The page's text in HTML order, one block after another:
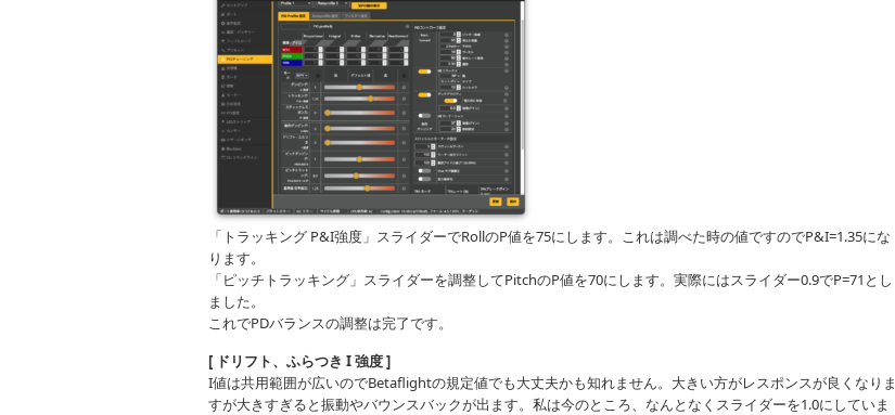
「トラッキング P&I強度」スライダーでRollのP値を75にします。これは調べた時の値ですのでP&I=1.35にな
ります。
「ピッチトラッキング」スライダーを調整してPitchのP値を70にします。実際にはスライダー0.9でP=71とし
ました。
これでPDバランスの調整は完了です。
[ ドリフト、ふらつき I 強度 ]
I値は共用範囲が広いのでBetaflightの規定値でも大丈夫かも知れません。大きい方がレスポンスが良くなりま
すが大きすぎると振動やバウンスバックが出ます。私は今のところ、なんとなくスライダーを1.0にしていま